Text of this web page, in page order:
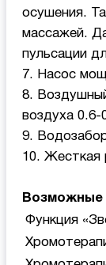
осушения.
массажей.
пульсации
7. Насос
8.
воздуха 0.6-
9.
10. Жесткая
Возможные
Функция